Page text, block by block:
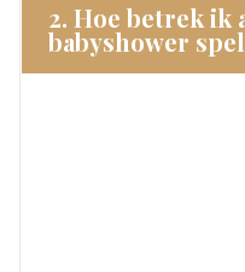
2. Hoe betrek ik
babyshower